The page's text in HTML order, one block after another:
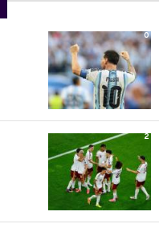
0
2